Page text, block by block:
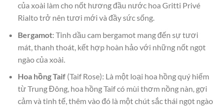
của xoài làm cho nốt hương đầu nước hoa Gritti Privé
Rialto trở nên tươi mới và đầy sức sống.
Bergamot: Tinh dầu cam bergamot mang đến sự tươi
mát, thanh thoát, kết hợp hoàn hảo với những nốt ngọt
ngào của xoài.
Hoa hồng Taif(Taif Rose): Là một loại hoa hồng quý hiếm
từ Trung Đông, hoa hồng Taif có mùi thơm nồng nàn, gợi
cảm và tinh tế, thêm vào đó là một chút sắc thái ngọt ngào